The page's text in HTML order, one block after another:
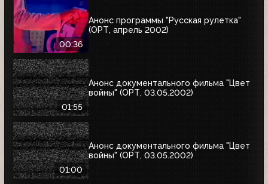
00:36
Анонс программы "Русская рулетка"
(ОРТ, апрель 2002)
01:55
Анонс документального фильма "Цвет
войны" (ОРТ, 03.05.2002)
01:00
Анонс документального фильма "Цвет
войны" (ОРТ, 03.05.2002)